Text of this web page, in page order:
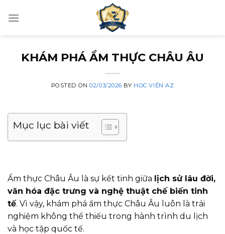
KHÁM PHÁ ẨM THỰC CHÂU ÂU
POSTED ON02/03/2026 BY HỌC VIỆN AZ
Mục lục bài viết
Ẩm thực Châu Âu là sự kết tinh giữa lịch sử lâu đời,
văn hóa đặc trưng và nghệ thuật chế biến tinh
tế. Vì vậy, khám phá ẩm thực Châu Âu luôn là trải
nghiệm không thể thiếu trong hành trình du lịch
và học tập quốc tế.